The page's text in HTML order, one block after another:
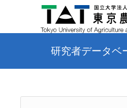
研究者データベ